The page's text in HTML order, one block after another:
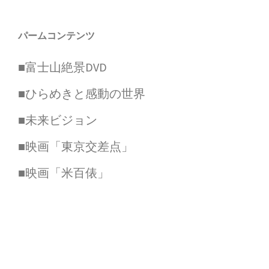
パームコンテンツ
■富士山絶景DVD
■ひらめきと感動の世界
■未来ビジョン
■映画「東京交差点」
■映画「米百俵」